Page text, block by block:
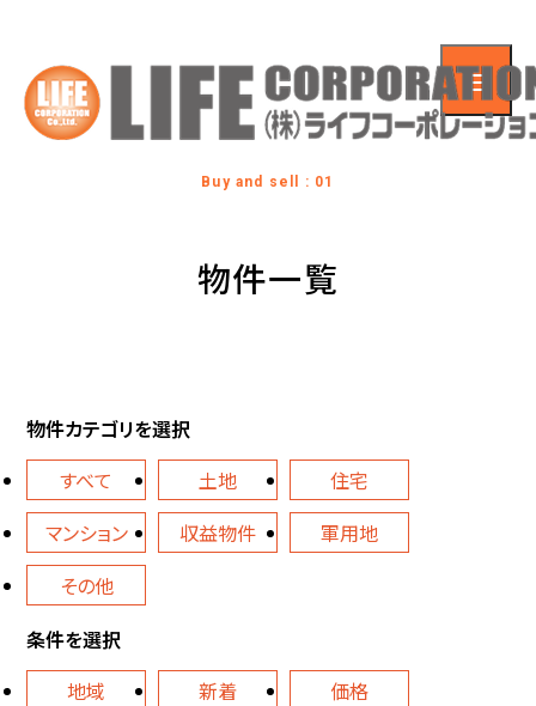
Buy and sell : 01
物件一覧
物件カテゴリを選択
すべて
土地
住宅
マンション
収益物件
軍用地
その他
条件を選択
地域
新着
価格